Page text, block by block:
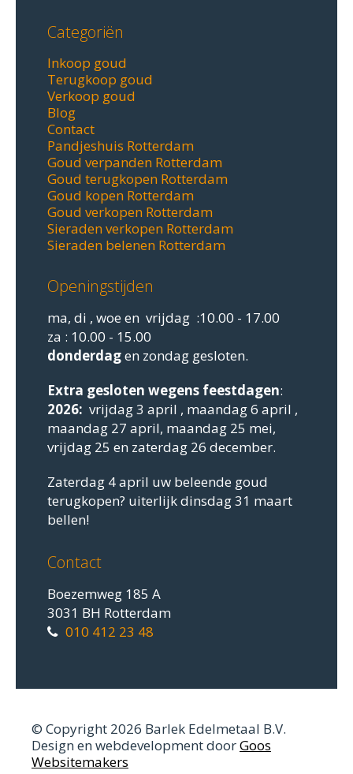
Categoriën
Inkoop goud
Terugkoop goud
Verkoop goud
Blog
Contact
Pandjeshuis Rotterdam
Goud verpanden Rotterdam
Goud terugkopen Rotterdam
Goud kopen Rotterdam
Goud verkopen Rotterdam
Sieraden verkopen Rotterdam
Sieraden belenen Rotterdam
Openingstijden
ma, di , woe en vrijdag :10.00 - 17.00
za : 10.00 - 15.00
donderdagen zondag gesloten.
Extra gesloten wegens feestdagen:
2026: vrijdag 3 april , maandag 6 april ,
maandag 27 april, maandag 25 mei,
vrijdag 25 en zaterdag 26 december.
Zaterdag 4 april uw beleende goud
terugkopen? uiterlijk dinsdag 31 maart
bellen!
Contact
Boezemweg 185 A
3031 BH Rotterdam
010 412 23 48
© Copyright 2026 Barlek Edelmetaal B.V.
Design en webdevelopment doorGoos
Websitemakers